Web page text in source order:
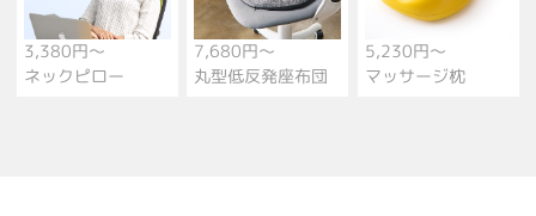
3,380円～
ネックピロー
7,680円～
丸型低反発座布団
5,230円～
マッサージ枕